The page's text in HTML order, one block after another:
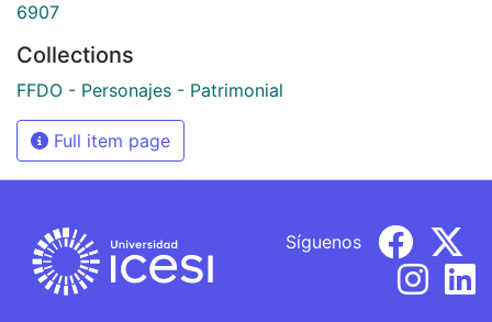
6907
Collections
FFDO - Personajes - Patrimonial
Full item page
Síguenos